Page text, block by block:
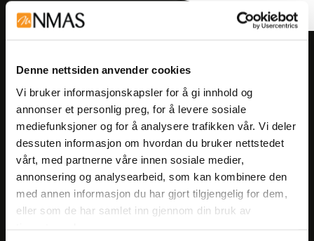
Denne nettsiden anvender cookies
Vi bruker informasjonskapsler for å gi innhold og
annonser et personlig preg, for å levere sosiale
mediefunksjoner og for å analysere trafikken vår. Vi deler
dessuten informasjon om hvordan du bruker nettstedet
vårt, med partnerne våre innen sosiale medier,
annonsering og analysearbeid, som kan kombinere den
med annen informasjon du har gjort tilgjengelig for dem,
eller som de har samlet inn gjennom din bruk av
Meld deg på vårt nyhetsbrev!
arrangementer og kampanjer.
Meld på nyhetsbrev